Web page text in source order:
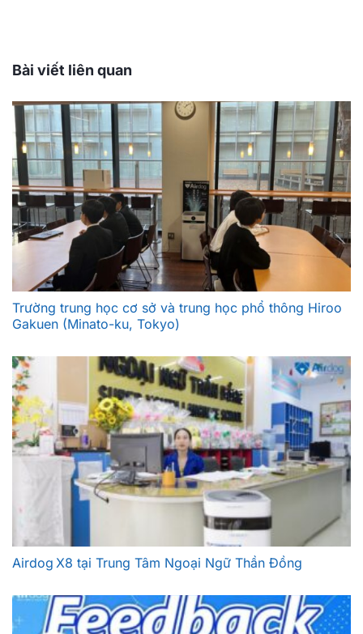
Bài viết liên quan
Trường trung học cơ sở và trung học phổ thông Hiroo
Gakuen (Minato-ku, Tokyo)
Airdog X8 tại Trung Tâm Ngoại Ngữ Thần Đồng